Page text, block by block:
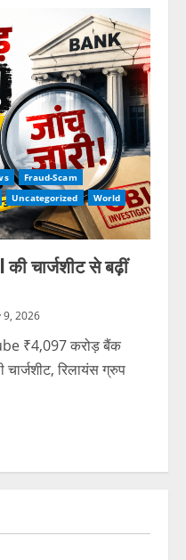
Fraud-Scam
Uncategorized
World
चार्जशीट से बढ़ीं
9, 2026
₹4,097 करोड़ बैंक
रिलायंस ग्रुप